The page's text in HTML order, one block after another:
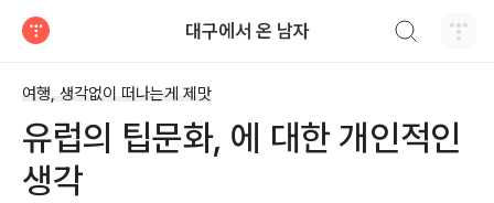
대구에서 온 남자
여행, 생각없이 떠나는게 제맛
유럽의 팁문화, 에 대한 개인적인
생각